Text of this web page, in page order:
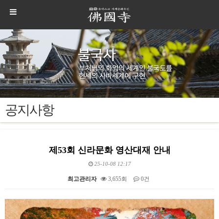
공지사항
제53회 신라문화 영산대재 안내
25-10-08 12:17
최고관리자 3,655회 0건
본문